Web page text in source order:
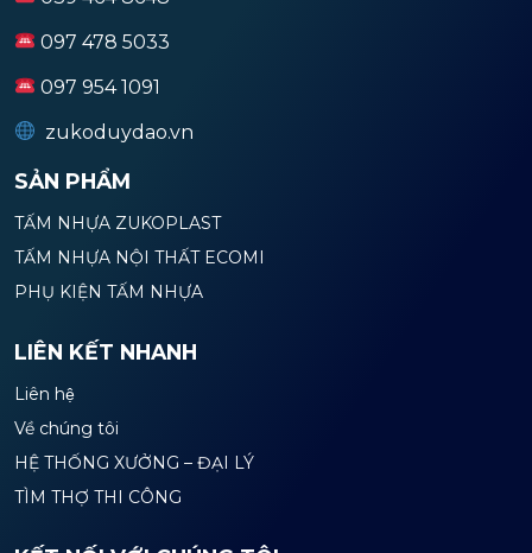
097 478 5033
097 954 1091
zukoduydao.vn
SẢN PHẨM
TẤM NHỰA ZUKOPLAST
TẤM NHỰA NỘI THẤT ECOMI
PHỤ KIỆN TẤM NHỰA
LIÊN KẾT NHANH
Liên hệ
Về chúng tôi
HỆ THỐNG XƯỞNG – ĐẠI LÝ
TÌM THỢ THI CÔNG